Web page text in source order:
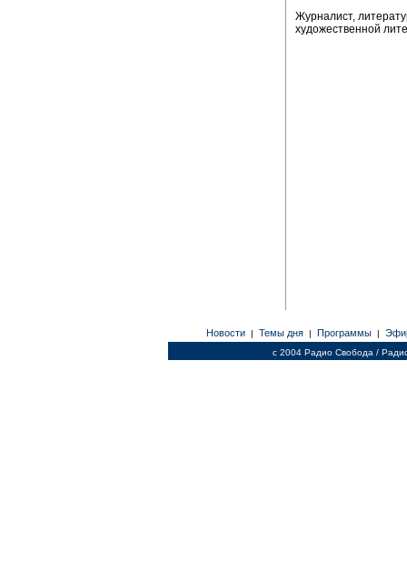
Журналист,
художественной
Новости | Темы дня | Программы |
c 2004 Радио Свобода /